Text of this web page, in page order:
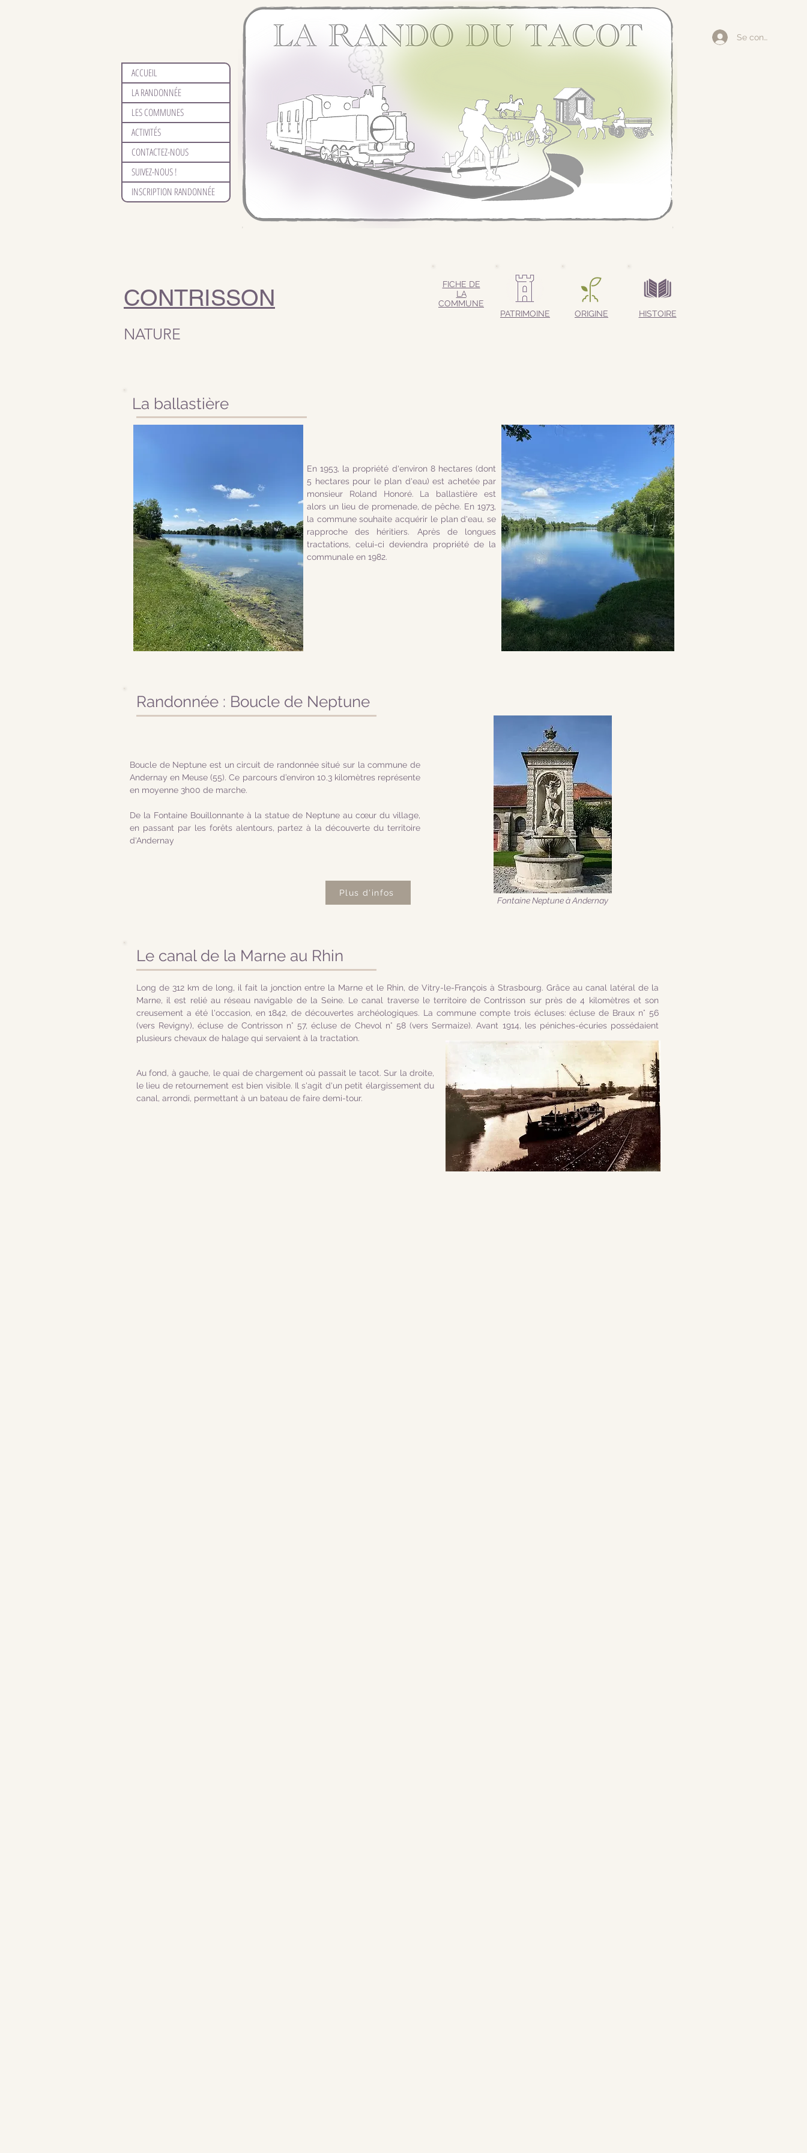
ACCUEIL
LA RANDONNÉE
LES COMMUNES
ACTIVITÉS
CONTACTEZ-NOUS
SUIVEZ-NOUS !
INSCRIPTION RANDONNÉE
Se connecter
CONTRISSON
FICHE DE
LA
COMMUNE
PATRIMOINE
ORIGINE HISTOIRE
NATURE
La ballastière
En 1953, la propriété d'environ 8 hectares (dont
5 hectares pour le plan d'eau) est achetée par
monsieur Roland Honoré. La ballastière est
alors un lieu de promenade, de pêche. En 1973,
la commune souhaite acquérir le plan d'eau, se
rapproche des héritiers. Après de longues
tractations, celui-ci deviendra propriété de la
communale en 1982.
Randonnée : Boucle de Neptune
Boucle de Neptune est un circuit de randonnée situé sur la commune de
Andernay en Meuse (55). Ce parcours d’environ 10.3 kilomètres représente
en moyenne 3h00 de marche.
De la Fontaine Bouillonnante à la statue de Neptune au cœur du village,
en passant par les forêts alentours, partez à la découverte du territoire
d'Andernay
Plus d'infos
Fontaine Neptune à Andernay
Le canal de la Marne au Rhin
Long de 312 km de long, il fait la jonction entre la Marne et le Rhin, de Vitry-le-François à Strasbourg. Grâce au canal latéral de la
Marne, il est relié au réseau navigable de la Seine. Le canal traverse le territoire de Contrisson sur près de 4 kilomètres et son
creusement a été l'occasion, en 1842, de découvertes archéologiques. La commune compte trois écluses: écluse de Braux n° 56
(vers Revigny), écluse de Contrisson n° 57, écluse de Chevol n° 58 (vers Sermaize). Avant 1914, les péniches-écuries possédaient
plusieurs chevaux de halage qui servaient à la tractation.
Au fond, à gauche, le quai de chargement où passait le tacot. Sur la droite,
le lieu de retournement est bien visible. Il s'agit d'un petit élargissement du
canal, arrondi, permettant à un bateau de faire demi-tour.